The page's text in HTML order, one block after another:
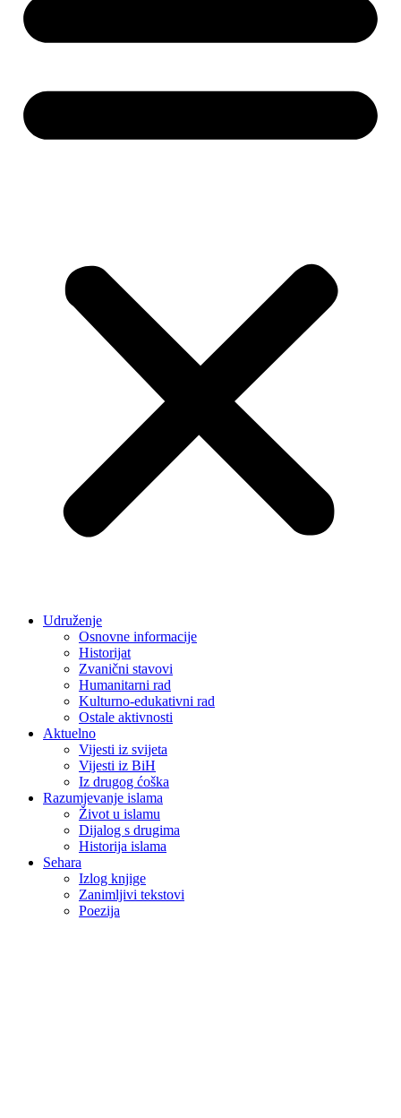
Udruženje
Osnovne informacije
Historijat
Zvanični stavovi
Humanitarni rad
Kulturno-edukativni rad
Ostale aktivnosti
Aktuelno
Vijesti iz svijeta
Vijesti iz BiH
Iz drugog ćoška
Razumjevanje islama
Život u islamu
Dijalog s drugima
Historija islama
Sehara
Izlog knjige
Zanimljivi tekstovi
Poezija